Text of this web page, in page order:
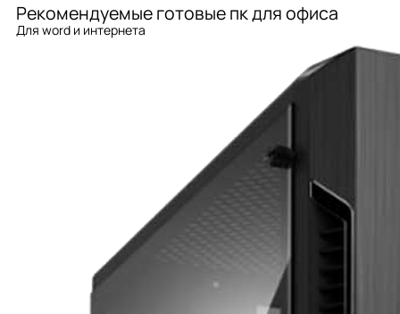
Рекомендуемые готовые пк для офиса
Для word и интернета